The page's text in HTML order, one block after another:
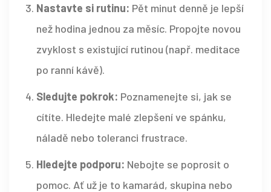
Nastavte si rutinu: Pět minut denně je lepší
než hodina jednou za měsíc. Propojte novou
zvyklost s existující rutinou (např. meditace
po ranní kávě).
Sledujte pokrok: Poznamenejte si, jak se
cítíte. Hledejte malé zlepšení ve spánku,
náladě nebo toleranci frustrace.
Hledejte podporu: Nebojte se poprosit o
pomoc. Ať už je to kamarád, skupina nebo